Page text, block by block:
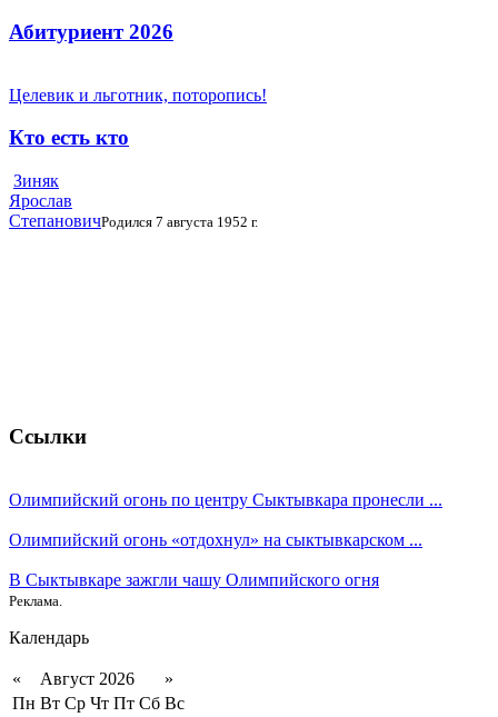
Абитуриент 2026
Целевик и льготник, поторопись!
Кто есть кто
Зиняк
Ярослав
СтепановичРодился 7 августа 1952 г.
Ссылки
Олимпийский огонь по центру Сыктывкара пронесли ...
Олимпийский огонь «отдохнул» на сыктывкарском ...
В Сыктывкаре зажгли чашу Олимпийского огня
Реклама.
Календарь
« Август 2026
»
Пн Вт Ср Чт Пт Сб Вс